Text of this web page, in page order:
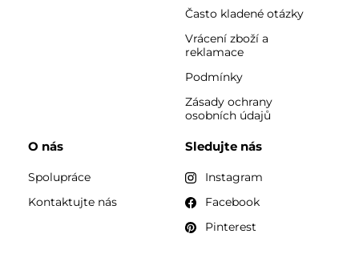
Často kladené otázky
Vrácení zboží a
reklamace
Podmínky
Zásady ochrany
osobních údajů
O nás
Spolupráce
Kontaktujte nás
Sledujte nás
Instagram
Facebook
Pinterest